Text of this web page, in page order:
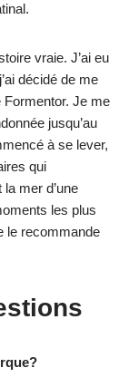
vraie. J’ai eu
décidé de me
Formentor. Je me
jusqu’au
à se lever,
qui
mer d’une
les plus
le recommande